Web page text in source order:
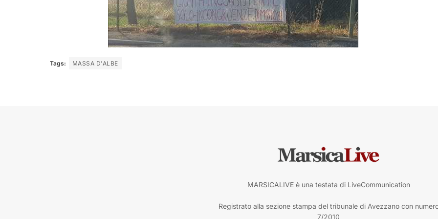
Tags: MASSA D'ALBE
MARSICALIVE è una testata di LiveCommunication
Registrato alla sezione stampa del tribunale di Avezzano con
7/2010